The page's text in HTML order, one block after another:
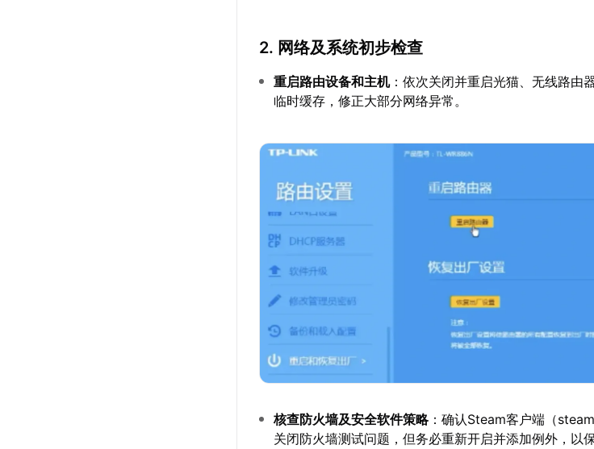
2. 网络及系统初步检查
重启路由设备和主机：依次关闭并重启光猫、无线路由
临时缓存，修正大部分网络异常。
核查防火墙及安全软件策略：确认Steam客户端（
关闭防火墙测试问题，但务必重新开启并添加例外，以保